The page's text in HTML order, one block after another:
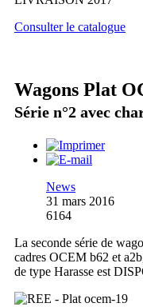
Consulter le catalogue
Wagons Plat
Série n°2 avec
News
31 mars 2016
6164
La seconde série de
cadres OCEM b62 et
de type Harasse est